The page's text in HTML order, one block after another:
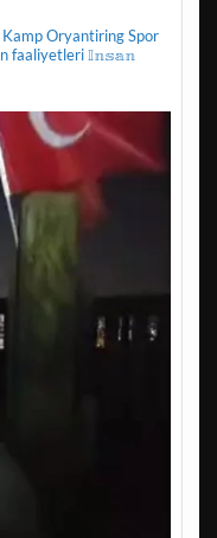
OryantiringSpor
faaliyetleri𝕀𝕟𝕤𝕒𝕟